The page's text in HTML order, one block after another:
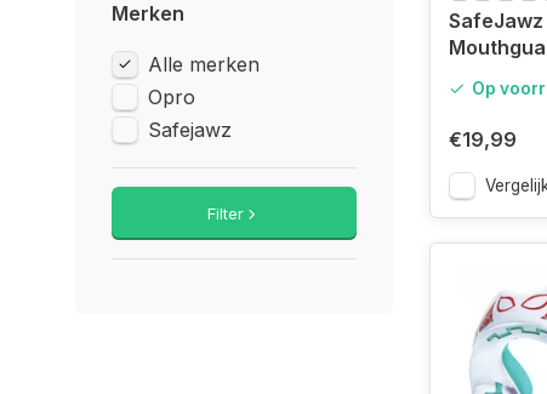
Merken
Alle merken
Opro
Safejawz
Filter
Op
€19,99